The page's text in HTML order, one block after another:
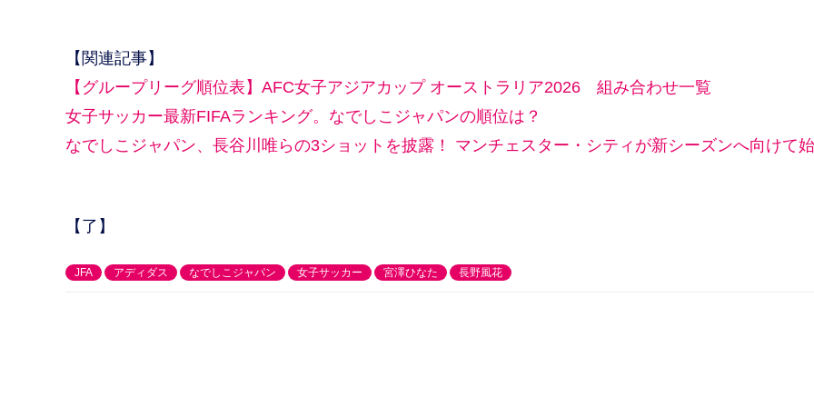
【関連記事】
【グループリーグ順位表】AFC女子アジアカップ オーストラリア2026 組み合わせ一覧
女子サッカー最新FIFAランキング。なでしこジャパンの順位は？
なでしこジャパン、長谷川唯らの3ショットを披露！ マンチェスター・シティが新シーズンへ向けて
【了】
JFA アディダス なでしこジャパン 女子サッカー 宮澤ひなた 長野風花